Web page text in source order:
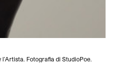
Fotografia di StudioPoe.